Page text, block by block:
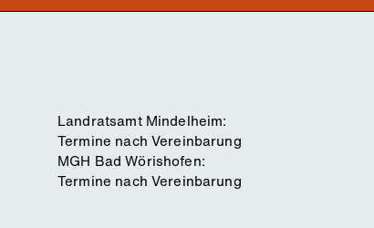
Landratsamt Mindelheim:
Termine nach Vereinbarung
MGH Bad Wörishofen:
Termine nach Vereinbarung